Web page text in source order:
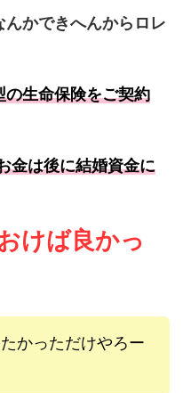
んかできへんからロレ
生命保険をご契約
金は後に結婚資金に
けば良かっ
かっただけやろー